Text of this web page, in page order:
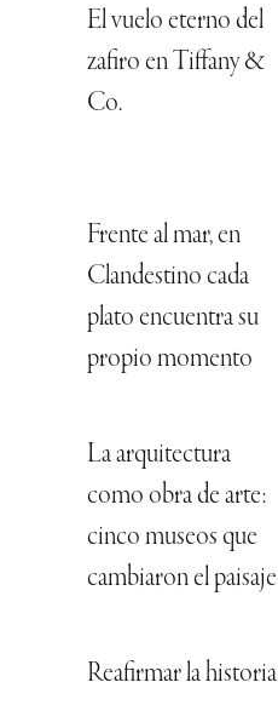
El vuelo eterno del
zafiro en Tiffany &
Co.
Frente al mar, en
Clandestino cada
plato encuentra su
propio momento
La arquitectura
como obra de arte:
cinco museos que
cambiaron el paisaje
Reafirmar la historia